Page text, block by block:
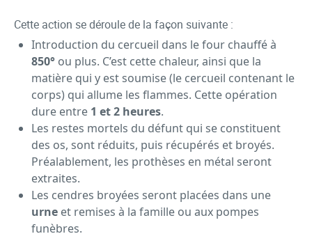
Cette action se déroule de la façon suivante :
Introduction du cercueil dans le four chauffé à
850° ou plus. C’est cette chaleur, ainsi que la
matière qui y est soumise (le cercueil contenant le
corps) qui allume les flammes. Cette opération
dure entre 1 et 2 heures.
Les restes mortels du défunt qui se constituent
des os, sont réduits, puis récupérés et broyés.
Préalablement, les prothèses en métal seront
extraites.
Les cendres broyées seront placées dans une
urne et remises à la famille ou aux pompes
funèbres.